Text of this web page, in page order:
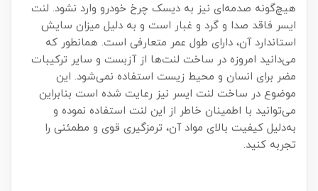
هیچ‌گونه صدمه‌ای نیز به دیسک چرخ خودرو وارد نشود. لنت
ایسر فاقد صدا و گرد و غبار است و به دلیل میزان سایش
استاندارد آن، دارای طول عمر متعارفی است. همانطور که
می‌دانید امروزه در ساخت لنت‌ها از آزبست و سایر ترکیبات
مضر برای انسان و محیط زیست استفاده نمی‌شود. این
موضوع در ساخت لنت ایسر نیز رعایت شده است بنابراین
می‌توانید با اطمینان خاطر از این لنت استفاده نموده و
به‌دلیل کیفیت بالای مواد آن، ترمزگیری قوی و مطمئنی را
تجربه کنید.